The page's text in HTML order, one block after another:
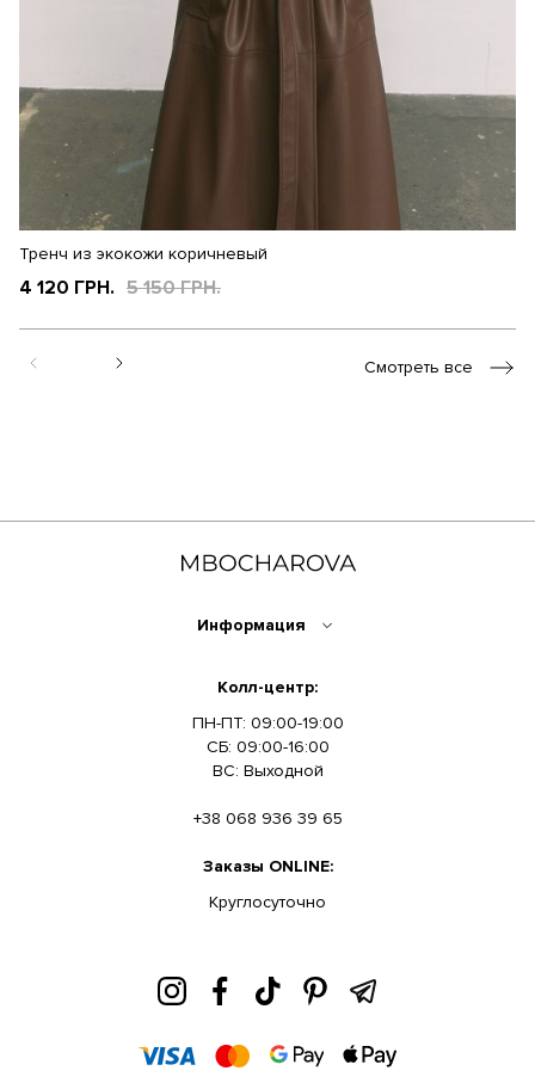
Тренч из экокожи коричневый
4 120 ГРН. 5 150 ГРН.
Смотреть все
Информация
Колл-центр:
ПН-ПТ: 09:00-19:00
СБ: 09:00-16:00
ВС: Выходной
+38 068 936 39 65
Заказы ONLINE:
Круглосуточно